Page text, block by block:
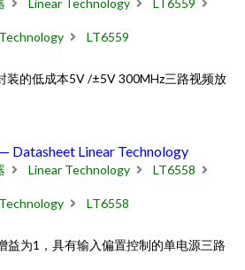
Linear Technology
LT6559
LT6559
装的低成本5V /±5V 300MHz三路视频放
Datasheet Linear Technology
Linear Technology
LT6558
LT6558
益为1，具有输入偏置控制的单电源三路